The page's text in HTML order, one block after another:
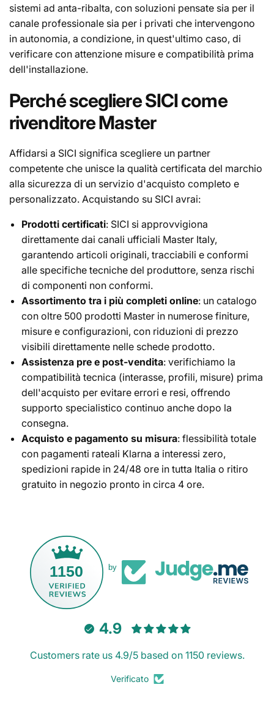
sistemi ad anta-ribalta, con soluzioni pensate sia per il
canale professionale sia per i privati che intervengono
in autonomia, a condizione, in quest'ultimo caso, di
verificare con attenzione misure e compatibilità prima
dell'installazione.
Perché scegliere SICI come
rivenditore Master
Affidarsi a SICI significa scegliere un partner
competente che unisce la qualità certificata del marchio
alla sicurezza di un servizio d'acquisto completo e
personalizzato. Acquistando su SICI avrai:
Prodotti certificati: SICI si approvvigiona
direttamente dai canali ufficiali Master Italy,
garantendo articoli originali, tracciabili e conformi
alle specifiche tecniche del produttore, senza rischi
di componenti non conformi.
Assortimento tra i più completi online: un catalogo
con oltre 500 prodotti Master in numerose finiture,
misure e configurazioni, con riduzioni di prezzo
visibili direttamente nelle schede prodotto.
Assistenza pre e post-vendita: verifichiamo la
compatibilità tecnica (interasse, profili, misure) prima
dell'acquisto per evitare errori e resi, offrendo
supporto specialistico continuo anche dopo la
consegna.
Acquisto e pagamento su misura: flessibilità totale
con pagamenti rateali Klarna a interessi zero,
spedizioni rapide in 24/48 ore in tutta Italia o ritiro
gratuito in negozio pronto in circa 4 ore.
1150 by
4.9
Customers rate us 4.9/5 based on 1150 reviews.
Verificato